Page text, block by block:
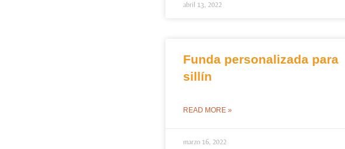
abril 13, 2022
Funda personalizada para
sillín
READ MORE »
marzo 16, 2022